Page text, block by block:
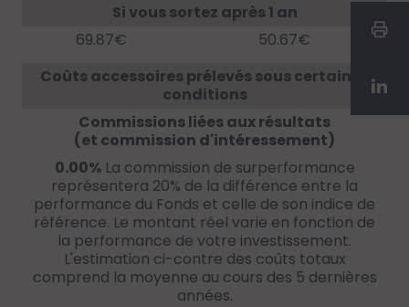
Si vous sortez après 1 an
69.87€
50.67€
Coûts accessoires prélevés sous certaines
conditions
Commissions liées aux résultats
(et commission d'intéressement)
0.00%La commission de surperformance
représentera 20% de la différence entre la
performance du Fonds et celle de son indice de
référence. Le montant réel varie en fonction de
la performance de votre investissement.
L'estimation ci-contre des coûts totaux
comprend la moyenne au cours des 5 dernières
années.